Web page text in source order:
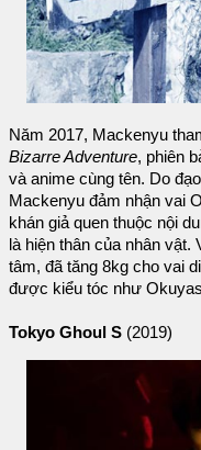
Năm 2017, Mackenyu
Bizarre Adventure, phiên
và anime cùng tên. Do
Mackenyu đảm nhận vai
khán giả quen thuộc nội
là hiện thân của nhân
tâm, đã tăng 8kg cho vai
được kiểu tóc như
Tokyo Ghoul S (2019)